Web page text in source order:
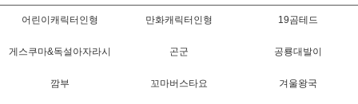
어린이캐릭터인형 만화캐릭터인형 19곰테드
게스쿠마&독설아자라시 곤군 공룡대발이
깜부 꼬마버스타요 겨울왕국